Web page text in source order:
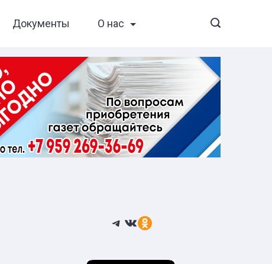
Документы О нас
Telegram
ВКонтакте
Ссылка